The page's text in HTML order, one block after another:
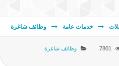
خدمات عامة وظائف شاغرة
7801
وظائف شاغرة